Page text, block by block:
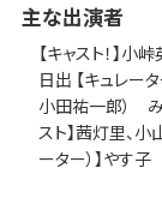
主な出演者
【キャスト！】
日出 【キュレー
小田祐一郎） み
スト】茜灯里、
ーター）】やす子